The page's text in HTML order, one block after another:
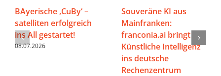
BAyerische ‚CuBy‘ –
satelliten erfolgreich
ins All gestartet!
08.07.2026
Souveräne KI aus
Mainfranken:
franconia.ai bringt
Künstliche Intelligenz
ins deutsche
Rechenzentrum